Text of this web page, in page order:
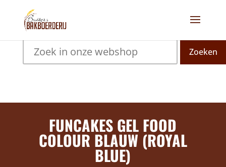
Zoeken
FUNCAKES GEL FOOD
COLOUR BLAUW (ROYAL
BLUE)